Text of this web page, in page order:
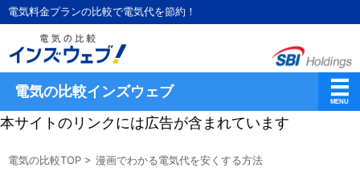
電気料金プランの比較で電気代を節約！
電気の比較インズウェブ
本サイトのリンクには広告が含まれています
電気の比較TOP > 漫画でわかる電気代を安くする方法